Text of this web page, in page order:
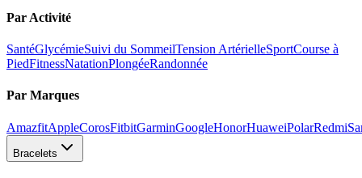
Par Activité
SantéGlycémieSuivi du SommeilTension ArtérielleSportCourse à
PiedFitnessNatationPlongéeRandonnée
Par Marques
AmazfitAppleCorosFitbitGarminGoogleHonorHuaweiPolarRedmi
Bracelets